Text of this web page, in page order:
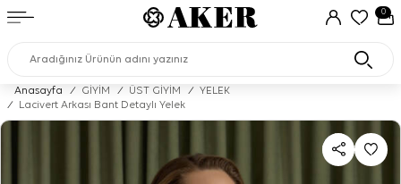
0
Anasayfa / GİYİM / ÜST GİYİM /
YELEK
/
Lacivert Arkası Bant Detaylı Yelek